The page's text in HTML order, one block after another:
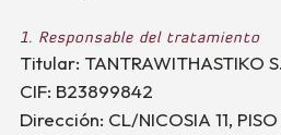
1. Responsable del tratamiento
Titular: TANTRAWITHASTIKO
CIF: B23899842
Dirección: CL/NICOSIA 11, PISO